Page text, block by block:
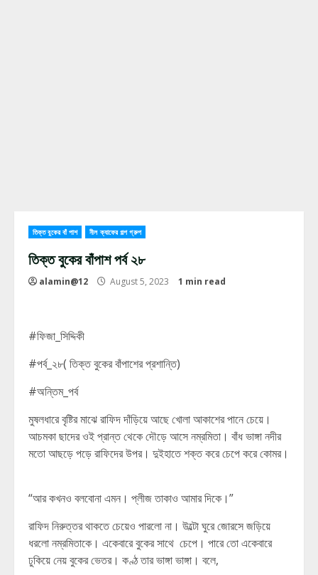
তিক্ত বুকের বাঁ পাশ নীল ক্যাফের গল্প গ্রুপ
তিক্ত বুকের বাঁপাশ পর্ব ২৮
alamin@12 August 5, 2023 1 min read
#ফিজা_সিদ্দিকী
#পর্ব_২৮( তিক্ত বুকের বাঁপাশের প্রশান্তি)
#অন্তিম_পর্ব
মুষলধারে বৃষ্টির মাঝে রাফিদ দাঁড়িয়ে আছে খোলা আকাশের পানে চেয়ে।
আচমকা ছাদের ওই প্রান্ত থেকে দৌড়ে আসে নম্রমিতা। বাঁধ ভাঙ্গা নদীর
মতো আছড়ে পড়ে রাফিদের উপর। দুইহাতে শক্ত করে চেপে করে কোমর।
“আর কখনও বলবোনা এমন। প্লীজ তাকাও আমার দিকে।”
রাফিদ নিরুত্তর থাকতে চেয়েও পারলো না। উল্টো ঘুরে জোরসে জড়িয়ে
ধরলো নম্রমিতাকে। একেবারে বুকের সাথে চেপে। পারে তো একেবারে
ঢুকিয়ে নেয় বুকের ভেতর। কণ্ঠ তার ভাঙ্গা ভাঙ্গা। বলে,